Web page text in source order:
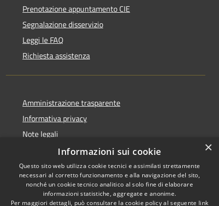
Prenotazione appuntamento CIE
Segnalazione disservizio
Leggi le FAQ
Richiesta assistenza
Amministrazione trasparente
Informativa privacy
Note legali
Dichiarazione di accessibilità
RSS
Copyright © 2026 • Comune di
×
Informazioni sui cookie
Questo sito web utilizza cookie tecnici e assimilati strettamente
necessari al corretto funzionamento e alla navigazione del sito,
nonché un cookie tecnico analitico al solo fine di elaborare
informazioni statistiche, aggregate e anonime.
Per maggiori dettagli, può consultare la cookie policy al seguente link